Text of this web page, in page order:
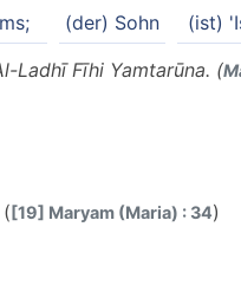
(ist)
(der) Sohn
Ladhī Fīhi Yamtarūna. (
[19] Maryam (Maria) : 34)